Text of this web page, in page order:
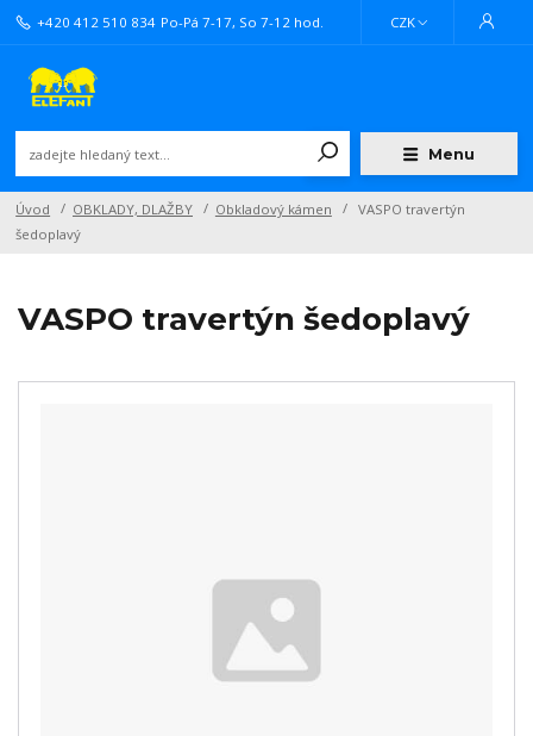
Menu
CZK
+420 412 510 834 Po-Pá 7-17, So 7-12 hod.
Úvod OBKLADY, DLAŽBY Obkladový kámen
VASPO travertýn
šedoplavý
VASPO travertýn šedoplavý